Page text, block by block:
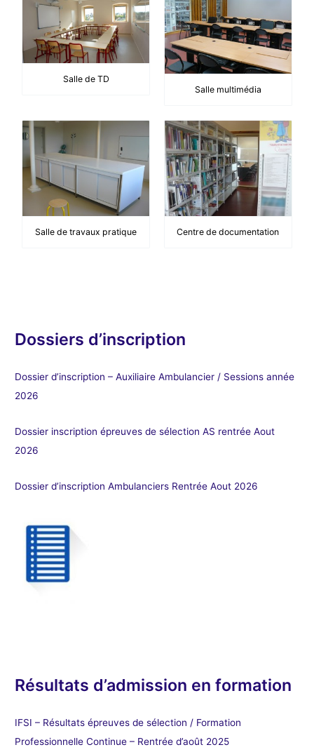
Salle de TD
Salle multimédia
Salle de travaux pratique Centre de documentation
Dossiers d’inscription
Dossier d’inscription – Auxiliaire Ambulancier / Sessions année
2026
Dossier inscription épreuves de sélection AS rentrée Aout
2026
Dossier d’inscription Ambulanciers Rentrée Aout 2026
Résultats d’admission en formation
IFSI – Résultats épreuves de sélection / Formation
Professionnelle Continue – Rentrée d’août 2025